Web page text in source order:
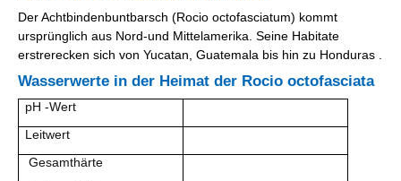
Der Achtbindenbuntbarsch (Rocio octofasciatum) kommt
ursprünglich aus Nord-und Mittelamerika. Seine Habitate
erstrerecken sich von Yucatan, Guatemala bis hin zu Honduras .
Wasserwerte in der Heimat der Rocio octofasciata
pH -Wert
Leitwert
Gesamthärte